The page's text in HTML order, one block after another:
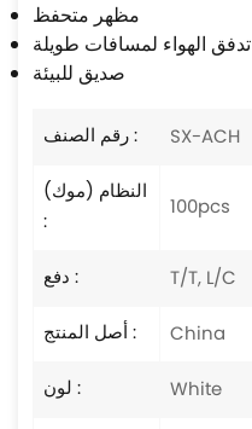
مظهر متحفظ
تدفق الهواء لمسافات طويلة
صديق للبيئة
رقم الصنف :
SX-ACH
النظام (موك)
:
100pcs
دفع :
T/T, L/C
أصل المنتج :
China
لون :
White